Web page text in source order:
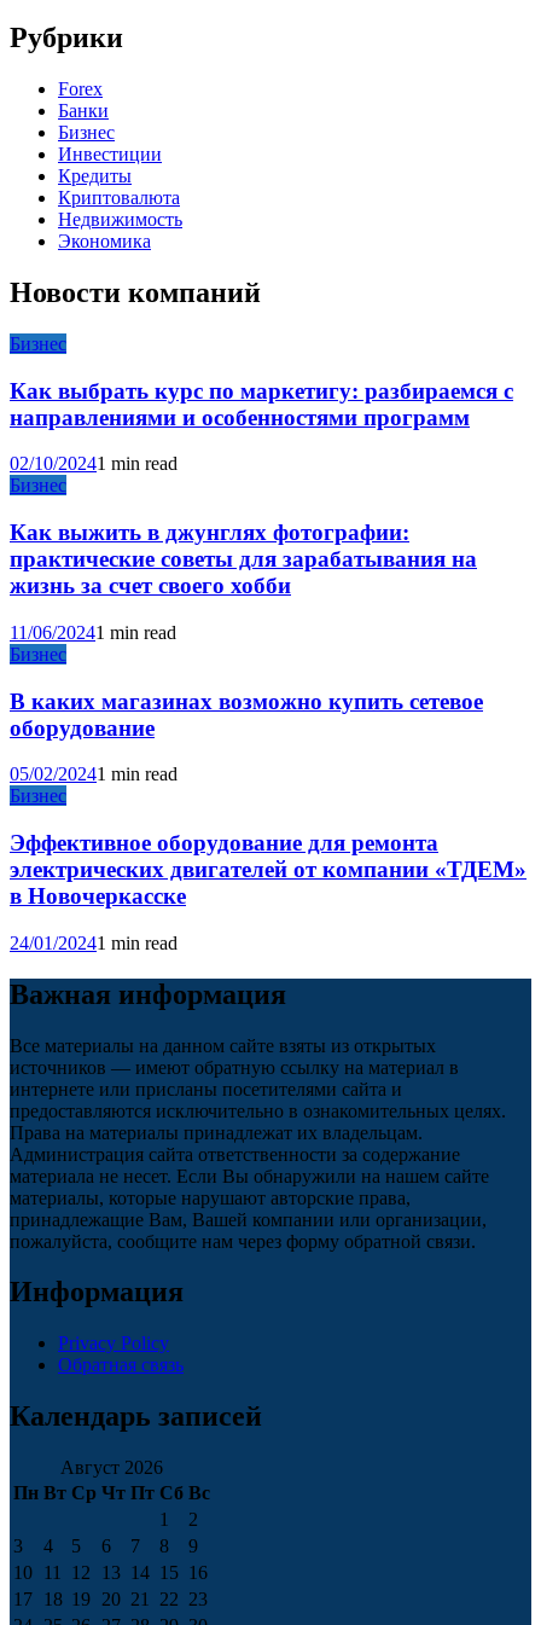
Рубрики
Forex
Банки
Бизнес
Инвестиции
Кредиты
Криптовалюта
Недвижимость
Экономика
Новости компаний
Бизнес
Как выбрать курс по маркетигу: разбираемся с
направлениями и особенностями программ
02/10/20241 min read
Бизнес
Как выжить в джунглях фотографии:
практические советы для зарабатывания на
жизнь за счет своего хобби
11/06/20241 min read
Бизнес
В каких магазинах возможно купить сетевое
оборудование
05/02/20241 min read
Бизнес
Эффективное оборудование для ремонта
электрических двигателей от компании «ТДЕМ»
в Новочеркасске
24/01/20241 min read
Важная информация
Все материалы на данном сайте взяты из открытых
источников — имеют обратную ссылку на материал в
интернете или присланы посетителями сайта и
предоставляются исключительно в ознакомительных целях.
Права на материалы принадлежат их владельцам.
Администрация сайта ответственности за содержание
материала не несет. Если Вы обнаружили на нашем сайте
материалы, которые нарушают авторские права,
принадлежащие Вам, Вашей компании или организации,
пожалуйста, сообщите нам через форму обратной связи.
Информация
Privacy Policy
Обратная связь
Календарь записей
Август 2026
Пн Вт Ср Чт Пт Сб Вс
1
2
3
4 5 6 7 8
9
10 11 12 13 14 15 16
17 18 19 20 21 22 23